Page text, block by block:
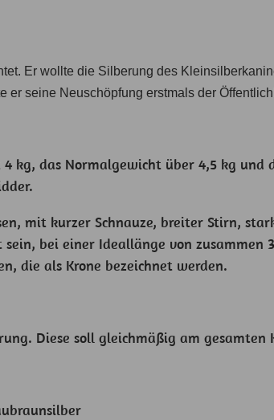
Er wollte die Silberung des
seine Neuschöpfung erstmals der
kg, das Normalgewicht über 4,5 kg
mit kurzer Schnauze, breiter Stirn,
bei einer Ideallänge von zusammen
die als Krone bezeichnet werden.
Diese soll gleichmäßig am gesamten